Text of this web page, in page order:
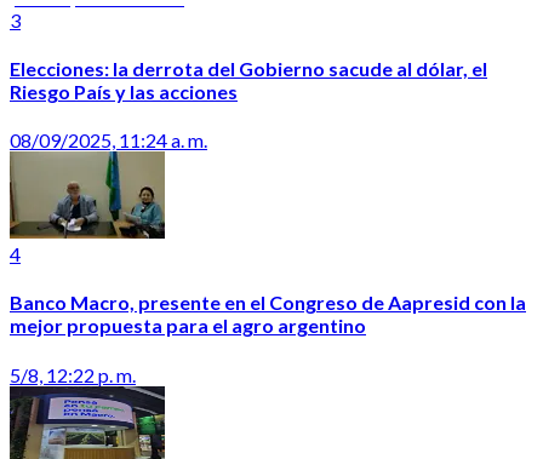
3
Elecciones: la derrota del Gobierno sacude al dólar, el
Riesgo País y las acciones
08/09/2025, 11:24 a. m.
4
Banco Macro, presente en el Congreso de Aapresid con la
mejor propuesta para el agro argentino
5/8, 12:22 p. m.